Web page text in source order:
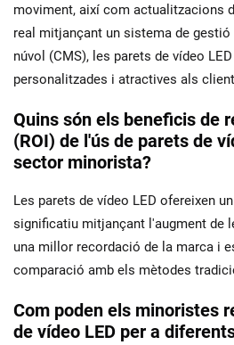
moviment, així com actualitzacions
real mitjançant un sistema de gestió
núvol (CMS), les parets de vídeo
personalitzades i atractives als
Quins són els beneficis de
(ROI) de l'ús de parets de
sector minorista?
Les parets de vídeo LED ofereixen
significatiu mitjançant l'augment de
una millor recordació de la marca i
comparació amb els mètodes
Com poden els minoristes
de vídeo LED per a